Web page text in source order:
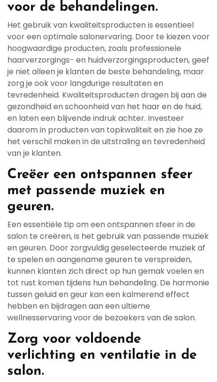
voor de behandelingen.
Het gebruik van kwaliteitsproducten is essentieel
voor een optimale salonervaring. Door te kiezen voor
hoogwaardige producten, zoals professionele
haarverzorgings- en huidverzorgingsproducten, geef
je niet alleen je klanten de beste behandeling, maar
zorg je ook voor langdurige resultaten en
tevredenheid. Kwaliteitsproducten dragen bij aan de
gezondheid en schoonheid van het haar en de huid,
en laten een blijvende indruk achter. Investeer
daarom in producten van topkwaliteit en zie hoe ze
het verschil maken in de uitstraling en tevredenheid
van je klanten.
Creëer een ontspannen sfeer
met passende muziek en
geuren.
Een essentiële tip om een ontspannen sfeer in de
salon te creëren, is het gebruik van passende muziek
en geuren. Door zorgvuldig geselecteerde muziek af
te spelen en aangename geuren te verspreiden,
kunnen klanten zich direct op hun gemak voelen en
tot rust komen tijdens hun behandeling. De harmonie
tussen geluid en geur kan een kalmerend effect
hebben en bijdragen aan een ultieme
wellnesservaring voor de bezoekers van de salon.
Zorg voor voldoende
verlichting en ventilatie in de
salon.